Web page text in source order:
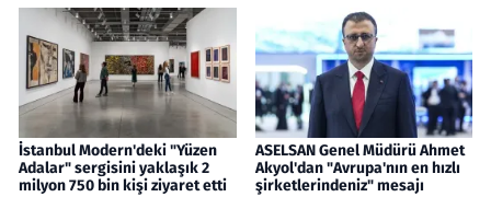
İstanbul Modern'deki "Yüzen
Adalar" sergisini yaklaşık 2
milyon 750 bin kişi ziyaret etti
ASELSAN Genel Müdürü Ahmet
Akyol'dan "Avrupa'nın en hızlı
şirketlerindeniz" mesajı